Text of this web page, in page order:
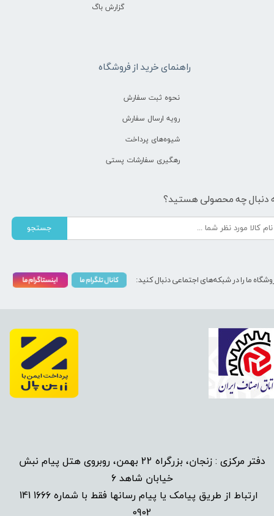
دفتر مرکزی : زنجان، بزرگراه 22 بهمن، روبروی هتل پیام نبش
خیابان شاهد 6
ارتباط از طریق پیامک یا پیام رسانها فقط با شماره
1666 141
0902
راهنمای خرید از فروشگاه
نحوه ثبت سفارش
رویه ارسال سفارش
شیوه‌های پرداخت
رهگیری سفارشات پستی
گزارش باگ
دنبال چه محصولی هستید؟
جستجو
ما را در شبکه‌های اجتماعی دنبال کنید: